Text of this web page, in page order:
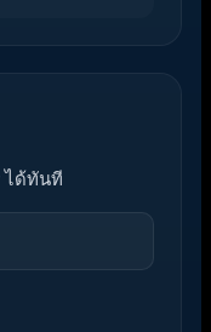
ได้ทันที